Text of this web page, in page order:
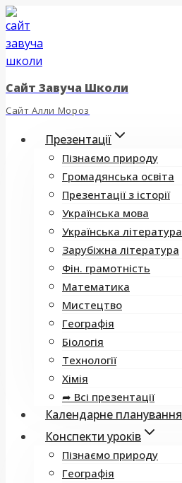
Перейти
до
вмісту
Сайт Завуча Школи
Сайт Алли Мороз
Презентації
Пізнаємо природу
Громадянська освіта
Презентації з історії
Українська мова
Українська література
Зарубіжна література
Фін. грамотність
Математика
Мистецтво
Географія
Біологія
Технології
Хімія
➦ Всі презентації
Календарне планування
Конспекти уроків
Пізнаємо природу
Географія